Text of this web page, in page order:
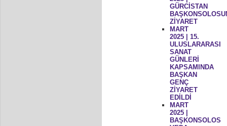
GÜRCİSTAN
ZİYARET
MART
2025 | 15.
ULUSLARARASI
SANAT
GÜNLERİ
KAPSAMINDA
BAŞKAN
GENÇ
ZİYARET
EDİLDİ
MART
2025 |
BAŞKONSOLOS